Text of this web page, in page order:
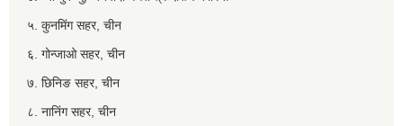
५. कुनमिंग सहर, चीन
६. गोन्जाओ सहर, चीन
७. छिनिङ सहर, चीन
८. नानिंग सहर, चीन